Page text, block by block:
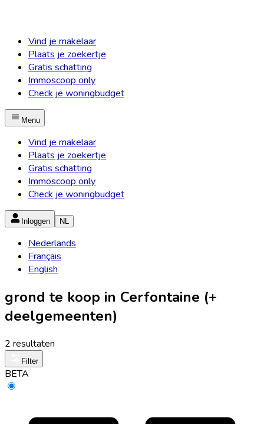
Vind je makelaar
Plaats je zoekertje
Gratis schatting
Immoscoop only
Check je woningbudget
Menu
Vind je makelaar
Plaats je zoekertje
Gratis schatting
Immoscoop only
Check je woningbudget
Inloggen NL
Nederlands
Français
English
grond te koop in Cerfontaine (+
deelgemeenten)
2 resultaten
Filter
BETA